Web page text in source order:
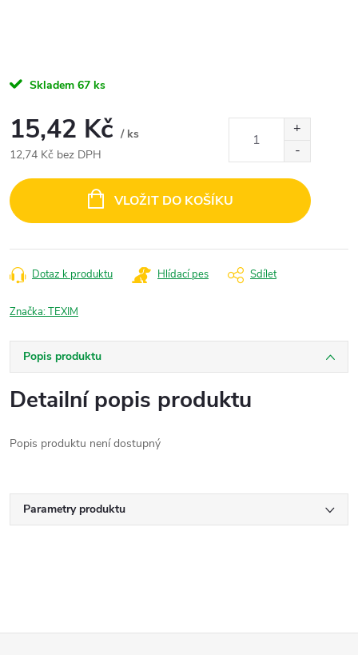
Skladem 67 ks
15,42 Kč / ks
12,74 Kč bez DPH
cena:
VLOŽIT DO KOŠÍKU
Dotaz k produktu Hlídací pes Sdílet
Značka:TEXIM
Popis produktu
Detailní popis produktu
Popis produktu není dostupný
Parametry produktu